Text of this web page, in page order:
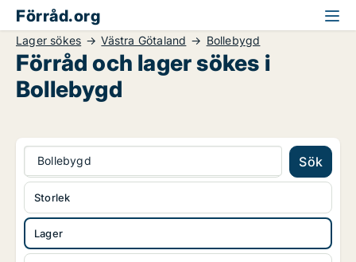
Förråd.org
Lager sökes Västra Götaland Bollebygd
Förråd och lager sökes i
Bollebygd
Bollebygd Sök
Lager
Storlek